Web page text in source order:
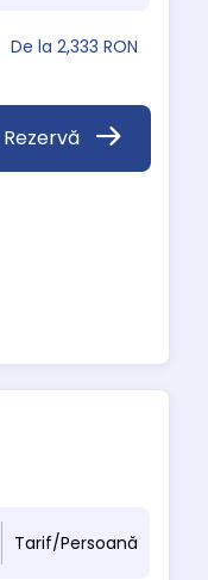
De la2,333 RON
Rezervă
Tarif/Persoană